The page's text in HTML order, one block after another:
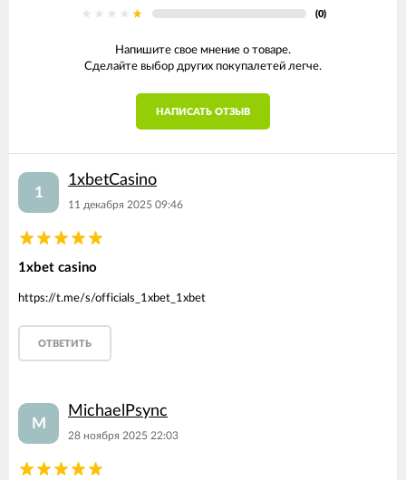
(0)
Напишите свое мнение о товаре.
Сделайте выбор других покупалетей легче.
НАПИСАТЬ ОТЗЫВ
1
1xbetCasino
11 декабря 2025 09:46
1xbet casino
https://t.me/s/officials_1xbet_1xbet
ОТВЕТИТЬ
M
MichaelPsync
28 ноября 2025 22:03